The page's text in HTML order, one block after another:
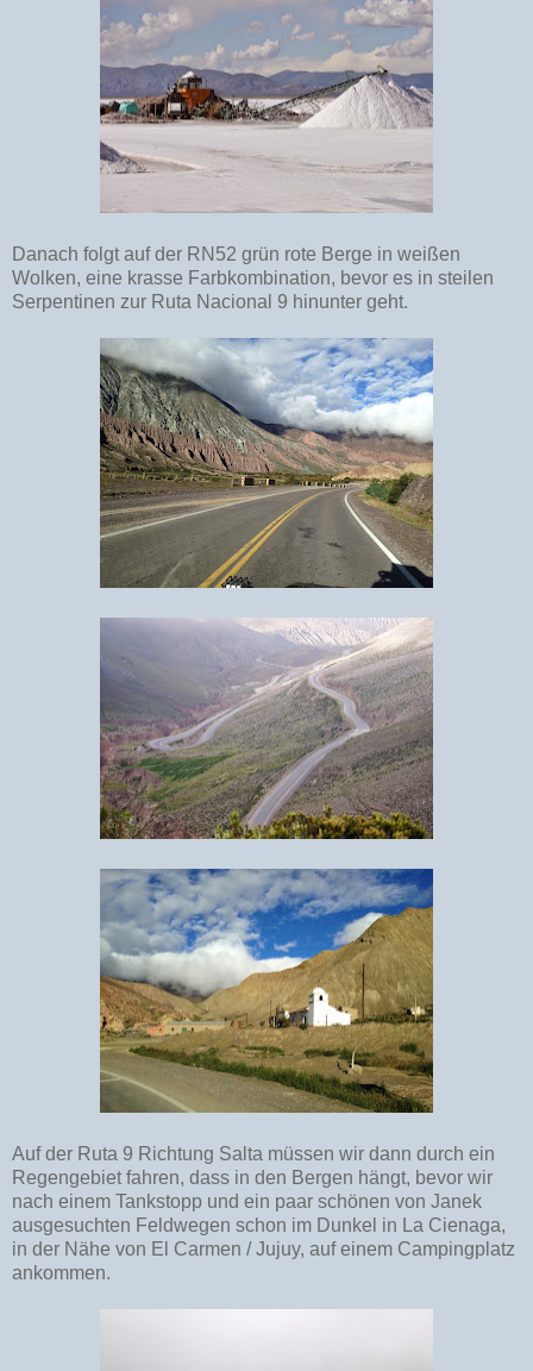
Danach folgt auf der RN52 grün rote Berge in weißen
Wolken, eine krasse Farbkombination, bevor es in steilen
Serpentinen zur Ruta Nacional 9 hinunter geht.
Auf der Ruta 9 Richtung Salta müssen wir dann durch ein
Regengebiet fahren, dass in den Bergen hängt, bevor wir
nach einem Tankstopp und ein paar schönen von Janek
ausgesuchten Feldwegen schon im Dunkel in La Cienaga,
in der Nähe von El Carmen / Jujuy, auf einem Campingplatz
ankommen.